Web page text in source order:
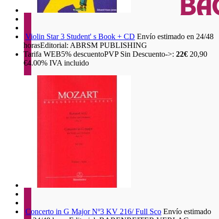
Violin Star 3 Student' s Book + CD Envío estimado en 24/48
horasEditorial: ABRSM PUBLISHING
Tarifa WEB5% descuentoPVP Sin Descuento->: 22€ 20,90
€4.00% IVA incluido
Concerto in G Major Nº3 KV 216/ Full Sco Envío estimado